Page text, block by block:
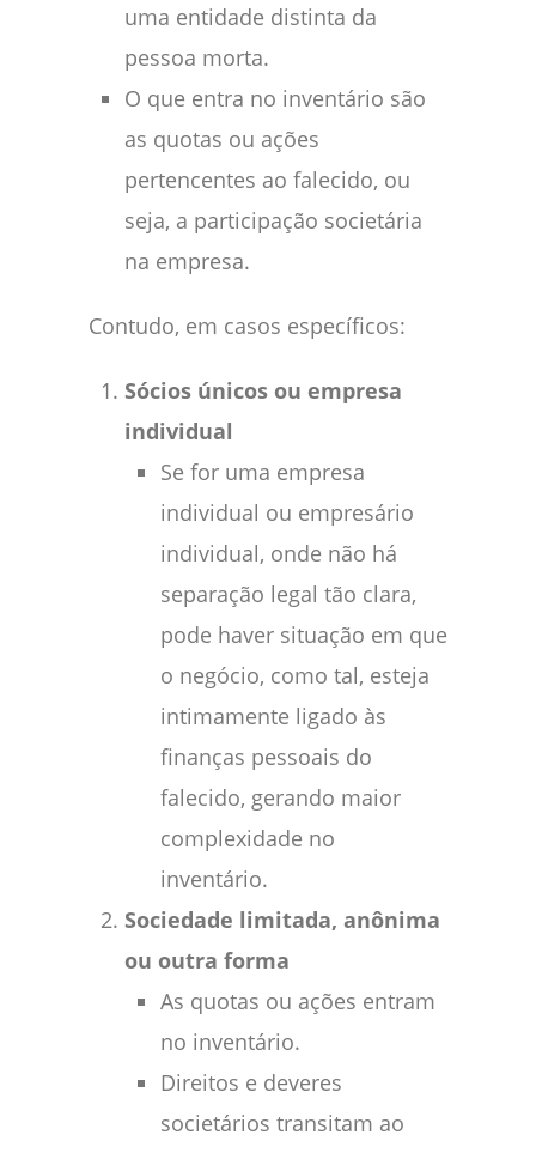
uma entidade distinta da
pessoa morta.
O que entra no inventário são
as quotas ou ações
pertencentes ao falecido, ou
seja, a participação societária
na empresa.
Contudo, em casos específicos:
Sócios únicos ou empresa
individual
Se for uma empresa
individual ou empresário
individual, onde não há
separação legal tão clara,
pode haver situação em que
o negócio, como tal, esteja
intimamente ligado às
finanças pessoais do
falecido, gerando maior
complexidade no
inventário.
Sociedade limitada, anônima
ou outra forma
As quotas ou ações entram
no inventário.
Direitos e deveres
societários transitam ao